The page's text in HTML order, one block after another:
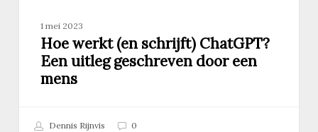
1 mei 2023
Hoe werkt (en schrijft) ChatGPT?
Een uitleg geschreven door een
mens
Dennis Rijnvis 0